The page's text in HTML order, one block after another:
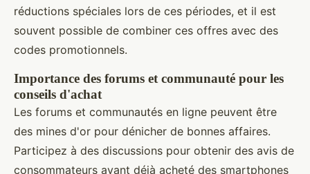
réductions spéciales lors de ces périodes, et il est
souvent possible de combiner ces offres avec des
codes promotionnels.
Importance des forums et communauté pour les
conseils d'achat
Les forums et communautés en ligne peuvent être
des mines d'or pour dénicher de bonnes affaires.
Participez à des discussions pour obtenir des avis de
consommateurs ayant déjà acheté des smartphones